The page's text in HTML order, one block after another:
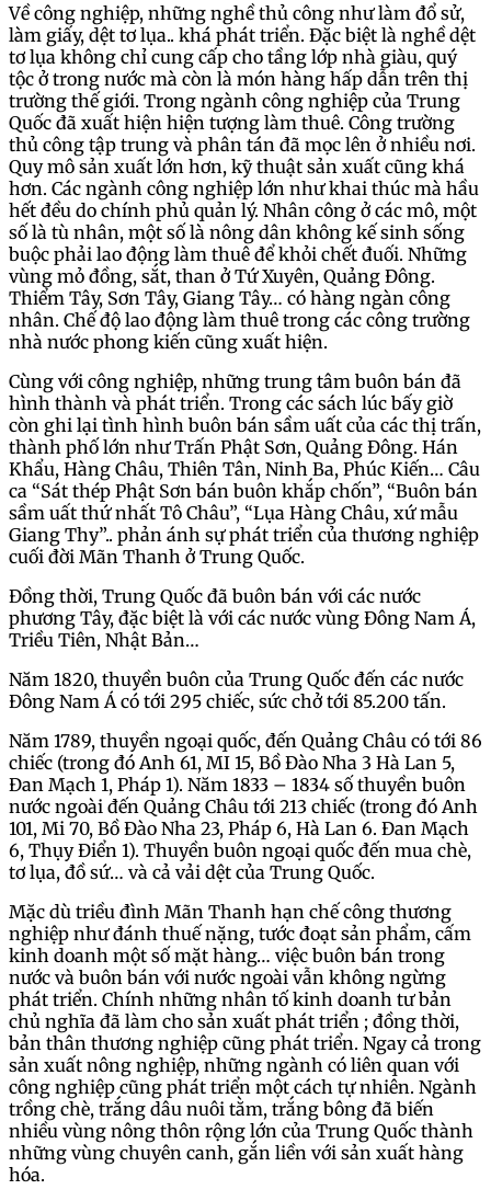
Về công nghiệp, những nghề thủ công như làm đổ sử,
làm giấy, dệt tơ lụa.. khá phát triển. Đặc biệt là nghề dệt
tơ lụa không chỉ cung cấp cho tầng lớp nhà giàu, quý
tộc ở trong nước mà còn là món hàng hấp dẫn trên thị
trường thế giới. Trong ngành công nghiệp của Trung
Quốc đã xuất hiện hiện tượng làm thuê. Công trường
thủ công tập trung và phân tán đã mọc lên ở nhiều nơi.
Quy mô sản xuất lớn hơn, kỹ thuật sản xuất cũng khá
hơn. Các ngành công nghiệp lớn như khai thúc mà hầu
hết đều do chính phủ quản lý. Nhân công ở các mô, một
số là tù nhân, một số là nông dân không kế sinh sống
buộc phải lao động làm thuê để khỏi chết đuối. Những
vùng mỏ đồng, sắt, than ở Tứ Xuyên, Quảng Đông.
Thiểm Tây, Sơn Tây, Giang Tây… có hàng ngàn công
nhân. Chế độ lao động làm thuê trong các công trường
nhà nước phong kiến cũng xuất hiện.
Cùng với công nghiệp, những trung tâm buôn bán đã
hình thành và phát triển. Trong các sách lúc bấy giờ
còn ghi lại tình hình buôn bán sầm uất của các thị trấn,
thành phố lớn như Trấn Phật Sơn, Quảng Đông. Hán
Khẩu, Hàng Châu, Thiên Tân, Ninh Ba, Phúc Kiến… Câu
ca “Sát thép Phật Sơn bán buôn khắp chốn”, “Buôn bán
sầm uất thứ nhất Tô Châu”, “Lụa Hàng Châu, xứ mẫu
Giang Thy”.. phản ánh sự phát triển của thương nghiệp
cuối đời Mãn Thanh ở Trung Quốc.
Đồng thời, Trung Quốc đã buôn bán với các nước
phương Tây, đặc biệt là với các nước vùng Đông Nam Á,
Triều Tiên, Nhật Bản…
Năm 1820, thuyền buôn của Trung Quốc đến các nước
Đông Nam Á có tới 295 chiếc, sức chở tới 85.200 tấn.
Năm 1789, thuyền ngoại quốc, đến Quảng Châu có tới 86
chiếc (trong đó Anh 61, MI 15, Bồ Đào Nha 3 Hà Lan 5,
Đan Mạch 1, Pháp 1). Năm 1833 – 1834 số thuyền buôn
nước ngoài đến Quảng Châu tới 213 chiếc (trong đó Anh
101, Mi 70, Bồ Đào Nha 23, Pháp 6, Hà Lan 6. Đan Mạch
6, Thụy Điển 1). Thuyền buôn ngoại quốc đến mua chè,
tơ lụa, đồ sứ… và cả vải dệt của Trung Quốc.
Mặc dù triều đình Mãn Thanh hạn chế công thương
nghiệp như đánh thuế nặng, tước đoạt sản phẩm, cấm
kinh doanh một số mặt hàng… việc buôn bán trong
nước và buôn bán với nước ngoài vẫn không ngừng
phát triển. Chính những nhân tố kinh doanh tư bản
chủ nghĩa đã làm cho sản xuất phát triển ; đồng thời,
bản thân thương nghiệp cũng phát triển. Ngay cả trong
sản xuất nông nghiệp, những ngành có liên quan với
công nghiệp cũng phát triển một cách tự nhiên. Ngành
trồng chè, trắng dâu nuôi tằm, trắng bông đã biến
nhiều vùng nông thôn rộng lớn của Trung Quốc thành
những vùng chuyên canh, gắn liền với sản xuất hàng
hóa.